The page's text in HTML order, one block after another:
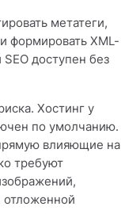
метатеги,
формировать XML-
доступен без
Хостинг у
по умолчанию.
влияющие на
требуют
отложенной